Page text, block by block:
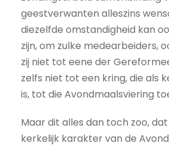
geestverwanten alleszins
diezelfde omstandigheid kan
zijn, om zulke medearbeiders,
zij niet tot eene der
zelfs niet tot een kring, die als
is, tot die Avondmaalsviering
Maar dit alles dan toch zoo,
kerkelijk karakter van de